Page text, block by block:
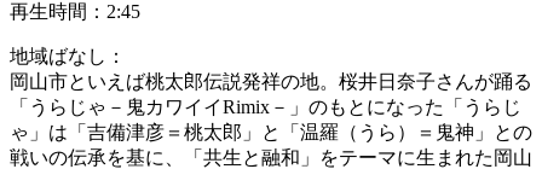
再生時間：2:45
地域ばなし：
岡山市といえば桃太郎伝説発祥の地。桜井日奈子さんが踊る
「うらじゃ－鬼カワイイRimix－」のもとになった「うらじ
ゃ」は「吉備津彦＝桃太郎」と「温羅（うら）＝鬼神」との
戦いの伝承を基に、「共生と融和」をテーマに生まれた岡山